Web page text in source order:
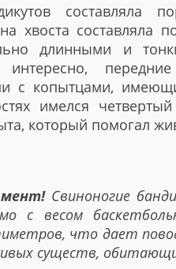
составляла
хвоста составляла
длинными и
с копытцами,
имелся
который помогал
Свиноногие
с весом
что дает
существ,